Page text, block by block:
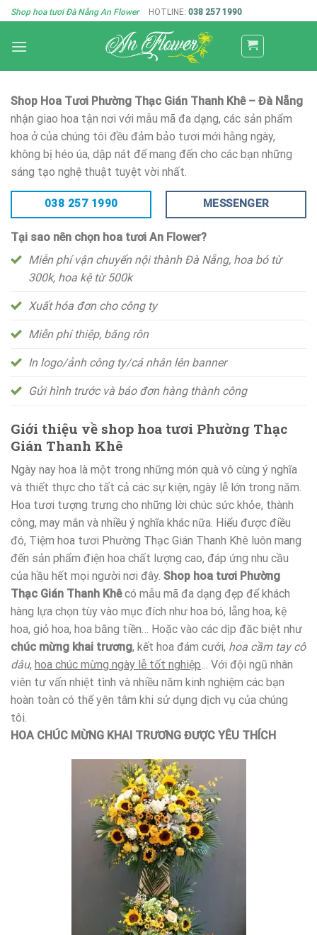
Skip
to
content
Shop hoa tươi Đà Nẵng An Flower HOTLINE: 038 257 1990
Shop Hoa Tươi Phường Thạc Gián Thanh Khê – Đà Nẵng
nhận giao hoa tận nơi với mẫu mã đa dạng, các sản phẩm
hoa ở của chúng tôi đều đảm bảo tươi mới hằng ngày,
không bị héo úa, dập nát để mang đến cho các bạn những
sáng tạo nghệ thuật tuyệt vời nhất.
038 257 1990 MESSENGER
Tại sao nên chọn hoa tươi An Flower?
Miễn phí vận chuyển nội thành Đà Nẵng, hoa bó từ
300k, hoa kệ từ 500k
Xuất hóa đơn cho công ty
Miễn phí thiệp, băng rôn
In logo/ảnh công ty/cá nhân lên banner
Gửi hình trước và báo đơn hàng thành công
Giới thiệu về shop hoa tươi Phường Thạc
Gián Thanh Khê
Ngày nay hoa là một trong những món quà vô cùng ý nghĩa
và thiết thực cho tất cả các sự kiện, ngày lễ lớn trong năm.
Hoa tươi tượng trưng cho những lời chúc sức khỏe, thành
công, may mắn và nhiều ý nghĩa khác nữa. Hiểu được điều
đó, Tiệm hoa tươi Phường Thạc Gián Thanh Khê luôn mang
đến sản phẩm điện hoa chất lượng cao, đáp ứng nhu cầu
của hầu hết mọi người nơi đây. Shop hoa tươi Phường
Thạc Gián Thanh Khêcó mẫu mã đa dạng đẹp để khách
hàng lựa chọn tùy vào mục đích như hoa bó, lẵng hoa, kệ
hoa, giỏ hoa, hoa bằng tiền… Hoặc vào các dịp đăc biệt như
chúc mừng khai trương, kết hoa đám cưới, hoa cầm tay cô
dâu, hoa chúc mừng ngày lễ tốt nghiệp… Với đội ngũ nhân
viên tư vấn nhiệt tình và nhiều năm kinh nghiệm các bạn
hoàn toàn có thể yên tâm khi sử dụng dịch vụ của chúng
tôi.
HOA CHÚC MỪNG KHAI TRƯƠNG ĐƯỢC YÊU THÍCH